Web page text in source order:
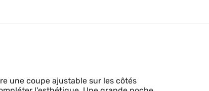
une coupe ajustable sur les côtés